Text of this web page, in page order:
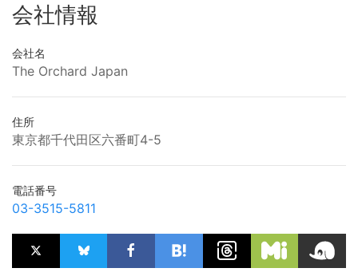
会社情報
会社名
The Orchard Japan
住所
東京都千代田区六番町4-5
電話番号
03-3515-5811